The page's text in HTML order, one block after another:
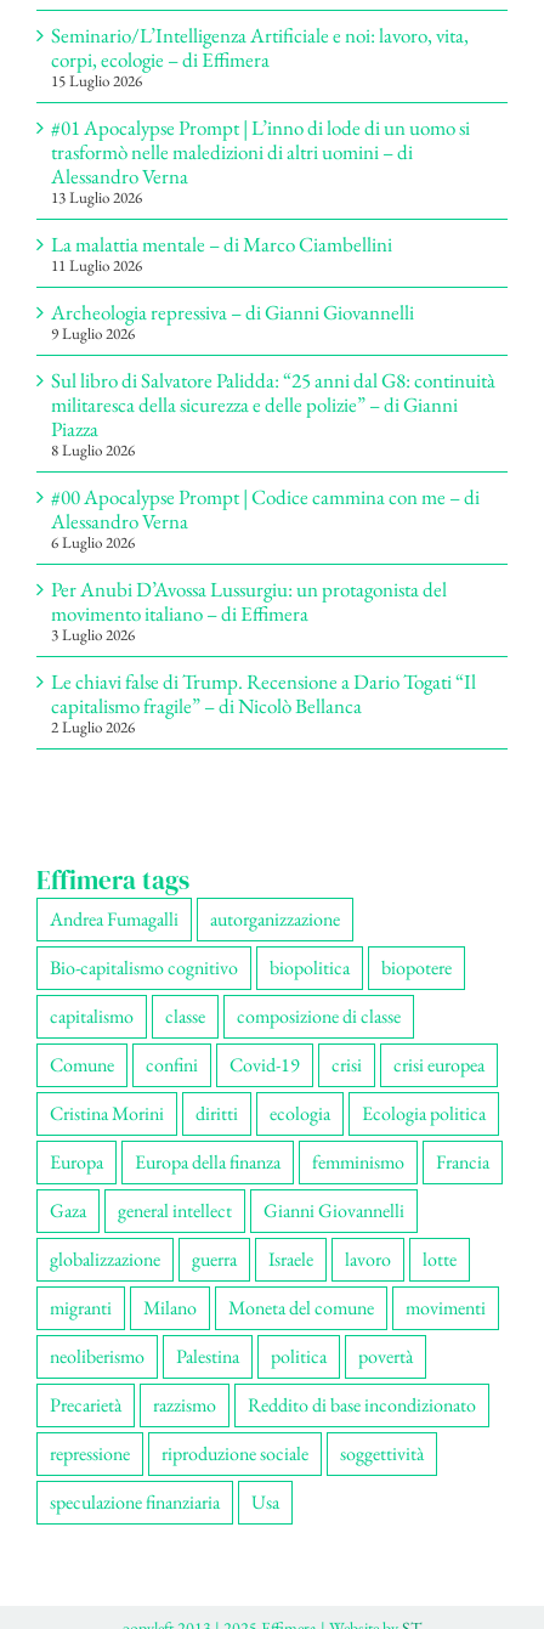
Seminario/L’Intelligenza Artificiale e noi: lavoro, vita,
corpi, ecologie – di Effimera
15 Luglio 2026
#01 Apocalypse Prompt | L’inno di lode di un uomo si
trasformò nelle maledizioni di altri uomini – di
Alessandro Verna
13 Luglio 2026
La malattia mentale – di Marco Ciambellini
11 Luglio 2026
Archeologia repressiva – di Gianni Giovannelli
9 Luglio 2026
Sul libro di Salvatore Palidda: “25 anni dal G8: continuità
militaresca della sicurezza e delle polizie” – di Gianni
Piazza
8 Luglio 2026
#00 Apocalypse Prompt | Codice cammina con me – di
Alessandro Verna
6 Luglio 2026
Per Anubi D’Avossa Lussurgiu: un protagonista del
movimento italiano – di Effimera
3 Luglio 2026
Le chiavi false di Trump. Recensione a Dario Togati “Il
capitalismo fragile” – di Nicolò Bellanca
2 Luglio 2026
Effimera tags
Andrea Fumagalli
autorganizzazione
Bio-capitalismo cognitivo
biopolitica
biopotere
capitalismo
classe
composizione di classe
Comune
confini Covid-19 crisi
crisi europea
Cristina Morini
diritti ecologia
Ecologia politica
Europa
Europa della finanza femminismo
Francia
Gaza
general intellect
Gianni Giovannelli
globalizzazione
guerra Israele lavoro
lotte
migranti
Milano Moneta del comune
movimenti
neoliberismo
Palestina politica
povertà
Precarietà
razzismo
Reddito di base incondizionato
repressione
riproduzione sociale
soggettività
speculazione finanziaria
Usa